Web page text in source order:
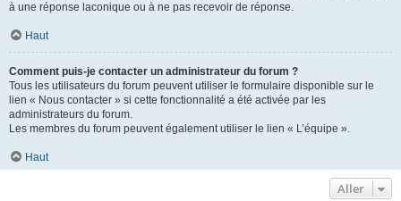
à une réponse laconique ou à ne pas recevoir de réponse.
Haut
Comment puis-je contacter un administrateur du forum ?
Tous les utilisateurs du forum peuvent utiliser le formulaire disponible sur le
lien « Nous contacter » si cette fonctionnalité a été activée par les
administrateurs du forum.
Les membres du forum peuvent également utiliser le lien « L’équipe ».
Haut
Aller